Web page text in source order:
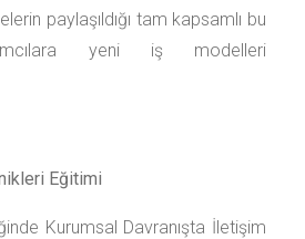
paylaşıldığı tam kapsamlı bu
yeni iş modelleri
Eğitimi
Kurumsal Davranışta İletişim